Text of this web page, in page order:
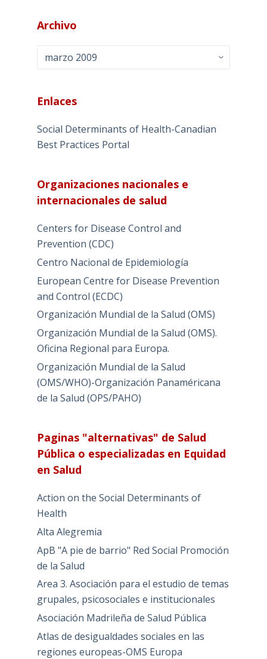
Archivo
Enlaces
Social Determinants of Health-Canadian
Best Practices Portal
Organizaciones nacionales e
internacionales de salud
Centers for Disease Control and
Prevention (CDC)
Centro Nacional de Epidemiología
European Centre for Disease Prevention
and Control (ECDC)
Organización Mundial de la Salud (OMS)
Organización Mundial de la Salud (OMS).
Oficina Regional para Europa.
Organización Mundial de la Salud
(OMS/WHO)-Organización Panaméricana
de la Salud (OPS/PAHO)
Paginas "alternativas" de Salud
Pública o especializadas en Equidad
en Salud
Action on the Social Determinants of
Health
Alta Alegremia
ApB "A pie de barrio" Red Social Promoción
de la Salud
Area 3. Asociación para el estudio de temas
grupales, psicosociales e institucionales
Asociación Madrileña de Salud Pública
Atlas de desigualdades sociales en las
regiones europeas-OMS Europa